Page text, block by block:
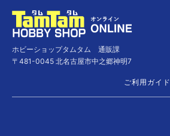
ホビーショップタムタム 通販課
〒481-0045 北名古屋市中之郷神明7
ご利用ガイド